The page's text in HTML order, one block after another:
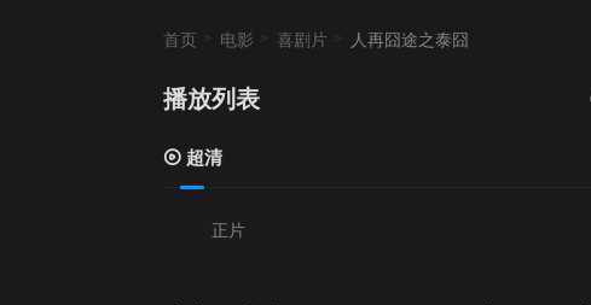
首页 电影 喜剧片 人再囧途之泰囧
播放列表 当
超清
正片